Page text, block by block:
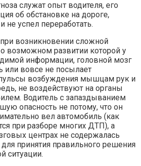
служат опыт водителя, его
об обстановке на дороге,
не успел переработать.
возникновении сложной
возможном развитии которой у
информации, головной мозг
или вовсе не посылает
возбуждения мышцам рук и
не воздействуют на органы
Водитель с запаздыванием
опасность не потому, что он
вел автомобиль (как
при разборе многих ДТП), а
центрах не содержалась
принятия правильного решения
ситуации.